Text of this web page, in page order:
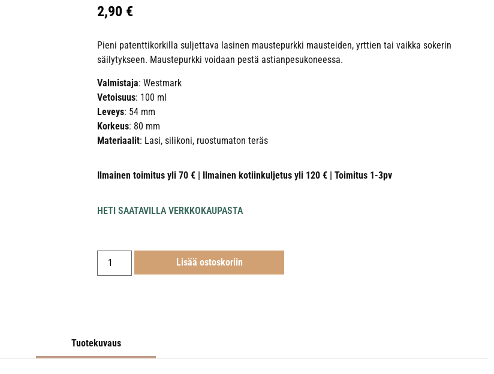
2,90 €
Pieni patenttikorkilla suljettava lasinen maustepurkki mausteiden, yrttien tai vaikka sokerin
säilytykseen. Maustepurkki voidaan pestä astianpesukoneessa.
Valmistaja: Westmark
Vetoisuus: 100 ml
Leveys: 54 mm
Korkeus: 80 mm
Materiaalit: Lasi, silikoni, ruostumaton teräs
Ilmainen toimitus yli 70 € | Ilmainen kotiinkuljetus yli 120 € | Toimitus 1-3pv
HETI SAATAVILLA VERKKOKAUPASTA
Lisää ostoskoriin
Tuotekuvaus